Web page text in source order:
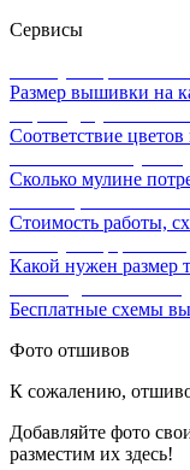
Сервисы
Размер вышивки на
Соответствие
Сколько мулине
Стоимость работы,
Какой нужен размер
Бесплатные схемы
Фото отшивов
К сожалению,
Добавляйте фото
разместим их здесь!